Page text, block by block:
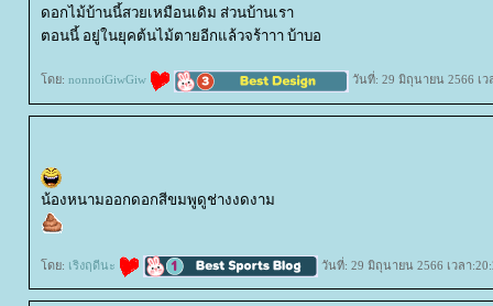
ดอกไม้บ้านนี้สวยเหมือนเดิม ส่วนบ้านเรา
ตอนนี้ อยู่ในยุคต้นไม้ตายอีกแล้วจร้าาา บ้าบอ
ดย: nonnoiGiwGiw วันที่: 29 มิถุนายน 2566 เว
น้องหนามออกดอกสีขมพูดูช่างงดงาม
ดย: เริงฤดีนะ วันที่: 29 มิถุนายน 2566 เวลา